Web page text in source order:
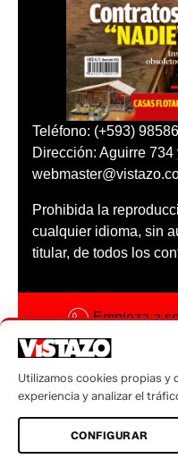
Teléfono: (+593)
Dirección: Aguirre
Prohibida la
cualquier idioma, sin
titular, de todos los
Empieza a
Código ética
Sugerencias
Utilizamos cookies propias y
experiencia y analizar el
CONFIGURAR